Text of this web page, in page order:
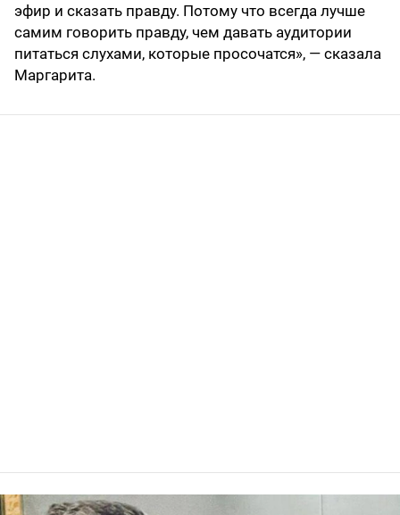
эфир и сказать правду. Потому что всегда лучше
самим говорить правду, чем давать аудитории
питаться слухами, которые просочатся», — сказала
Маргарита.